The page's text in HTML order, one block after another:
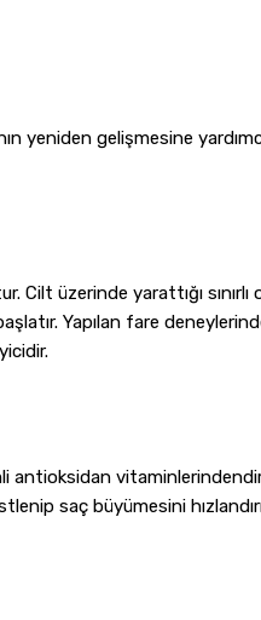
gelişmesine
üzerinde yarattığı
Yapılan fare
antioksidan
saç büyümesini